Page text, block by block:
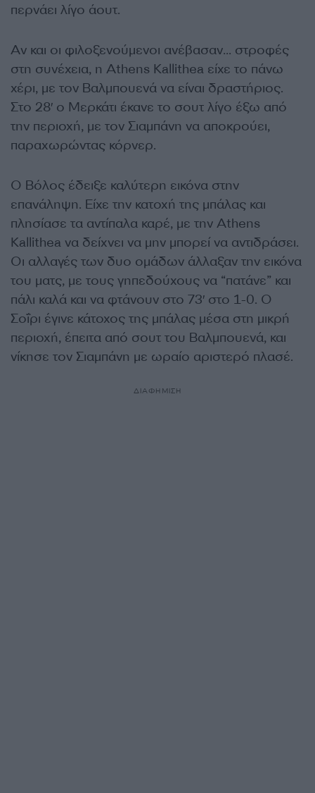
περνάει λίγο άουτ.
Αν και οι φιλοξενούμενοι ανέβασαν… στροφές
στη συνέχεια, η Athens Kallithea είχε το πάνω
χέρι, με τον Βαλμπουενά να είναι δραστήριος.
Στο 28′ ο Μερκάτι έκανε το σουτ λίγο έξω από
την περιοχή, με τον Σιαμπάνη να αποκρούει,
παραχωρώντας κόρνερ.
Ο Βόλος έδειξε καλύτερη εικόνα στην
επανάληψη. Είχε την κατοχή της μπάλας και
πλησίασε τα αντίπαλα καρέ, με την Athens
Kallithea να δείχνει να μην μπορεί να αντιδράσει.
Οι αλλαγές των δυο ομάδων άλλαξαν την εικόνα
του ματς, με τους γηπεδούχους να “πατάνε” και
πάλι καλά και να φτάνουν στο 73′ στο 1-0. O
Σοΐρι έγινε κάτοχος της μπάλας μέσα στη μικρή
περιοχή, έπειτα από σουτ του Βαλμπουενά, και
νίκησε τον Σιαμπάνη με ωραίο αριστερό πλασέ.
ΔΙΑΦΗΜΙΣΗ